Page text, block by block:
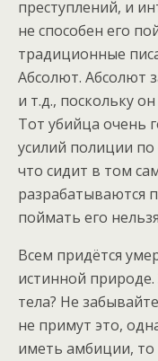
преступлений, и
не способен его
традиционные
Абсолют. Абсолют
и т.д., поскольку
Тот убийца очень
усилий полиции
что сидит в том
разрабатываются
поймать его
Всем придётся
истинной
тела? Не
не примут это,
иметь амбиции,